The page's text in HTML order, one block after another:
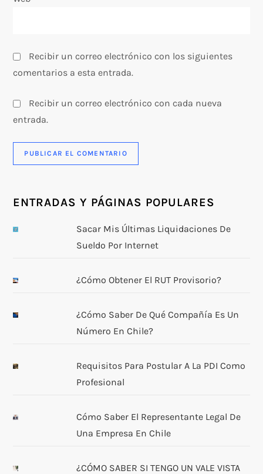
d
s
Recibir un correo electrónico con los siguientes
comentarios a esta entrada.
Recibir un correo electrónico con cada nueva
entrada.
ENTRADAS Y PÁGINAS POPULARES
Sacar Mis Últimas Liquidaciones De
Sueldo Por Internet
¿Cómo Obtener El RUT Provisorio?
¿Cómo Saber De Qué Compañía Es Un
Número En Chile?
Requisitos Para Postular A La PDI Como
Profesional
Cómo Saber El Representante Legal De
Una Empresa En Chile
¿CÓMO SABER SI TENGO UN VALE VISTA